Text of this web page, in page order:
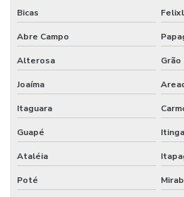
Serviços De Manutenção Predial De
Serviços De Manutenção Preventiva
Serviços de facilities para empresas
Serviços de gestão de ativos industriais
Serviços de gestão de ativos e
Serviços de manutenção industrial e
Serviços de manutenção preventiva
Serviços de mão de obra
Bicas
Abre Campo
Alterosa
Joaíma
Itaguara
Guapé Itinga
Ataléia
Poté